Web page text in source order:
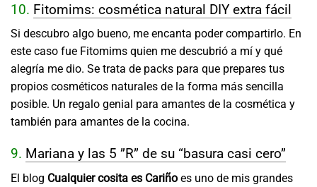
10. Fitomims: cosmética natural DIY extra fácil
Si descubro algo bueno, me encanta poder compartirlo. En
este caso fue Fitomims quien me descubrió a mí y qué
alegría me dio. Se trata de packs para que prepares tus
propios cosméticos naturales de la forma más sencilla
posible. Un regalo genial para amantes de la cosmética y
también para amantes de la cocina.
9. Mariana y las 5 ”R” de su “basura casi cero”
El blog Cualquier cosita es Cariño es uno de mis grandes